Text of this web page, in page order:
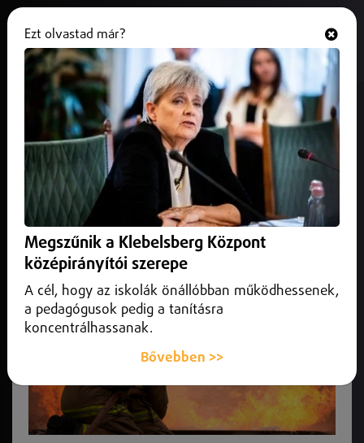
Újjáépítik a leégett debreceni
ATEV-csarnokot
2026. április 16.Debrecen
Az érintett csarnokrész alapterülete több mint kétezer-
május negyedike.
Ezt olvastad már?
Megszűnik a Klebelsberg Központ
középirányítói szerepe
A cél, hogy az iskolák önállóbban működhessenek,
a pedagógusok pedig a tanításra
koncentrálhassanak.
Bővebben >>